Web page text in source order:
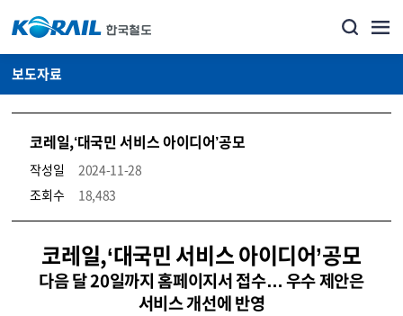
보도자료
코레일,‘대국민 서비스 아이디어’공모
작성일
2024-11-28
조회수
18,483
뉴스·홍보_보도자료 상세보기 – 내용, 파일, 담당자 연락처로 구성
코레일,‘대국민 서비스 아이디어’공모
다음 달 20일까지 홈페이지서 접수… 우수 제안은
서비스 개선에 반영